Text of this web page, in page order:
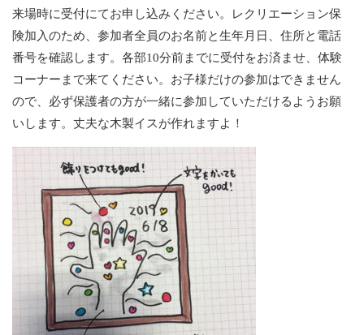
来場時に受付にてお申し込みください。レクリエーション保
険加入のため、参加者全員のお名前と生年月日、住所と電話
番号を確認します。各部10分前までに受付をお済ませ、体験
コーナーまで来てください。お子様だけの参加はできません
ので、必ず保護者の方が一緒に参加していただけるようお願
いします。丈夫な木製イスが作れますよ！